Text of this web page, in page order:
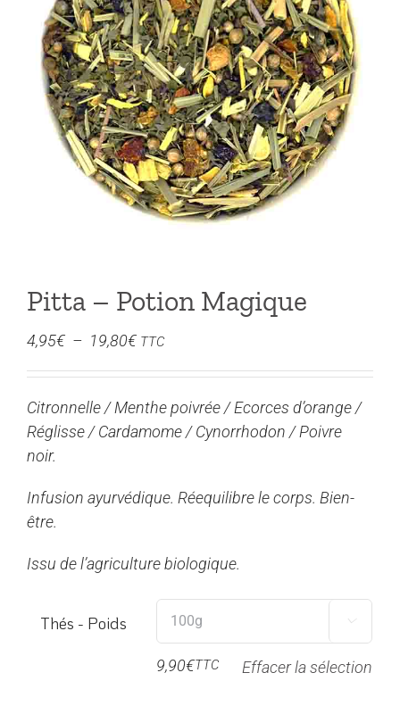
Pitta – Potion Magique
4,95€ – 19,80€Plage
4,95€
à
TTC
Citronnelle / Menthe poivrée / Ecorces d’orange /
Réglisse / Cardamome / Cynorrhodon / Poivre
noir.
Infusion ayurvédique. Réequilibre le corps. Bien-
être.
Issu de l’agriculture biologique.
Thés - Poids 
9,90€TTC Effacer la sélection